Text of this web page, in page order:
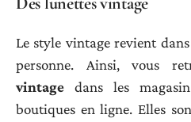
Le style vintage revient
personne. Ainsi, vous
vintage dans les
boutiques en ligne. Elles